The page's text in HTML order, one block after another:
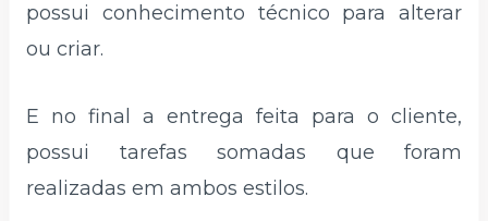
possui conhecimento técnico para alterar
ou criar.
E no final a entrega feita para o cliente,
possui tarefas somadas que foram
realizadas em ambos estilos.